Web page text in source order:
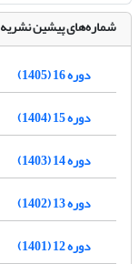
شماره‌های پیشین نشریه
دوره 16 (1405)
دوره 15 (1404)
دوره 14 (1403)
دوره 13 (1402)
دوره 12 (1401)